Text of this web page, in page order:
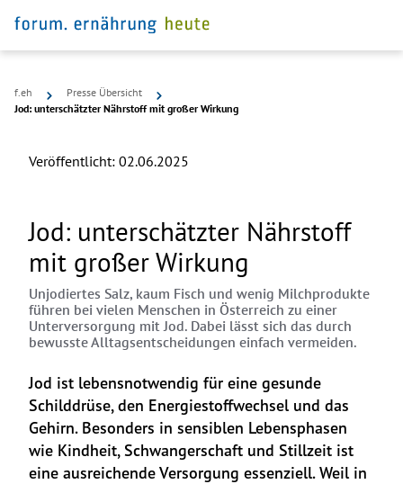
f.eh
Presse Übersicht
Jod: unterschätzter Nährstoff mit großer Wirkung
Veröffentlicht: 02.06.2025
Jod: unterschätzter Nährstoff
mit großer Wirkung
Unjodiertes Salz, kaum Fisch und wenig Milchprodukte
führen bei vielen Menschen in Österreich zu einer
Unterversorgung mit Jod. Dabei lässt sich das durch
bewusste Alltagsentscheidungen einfach vermeiden.
Jod ist lebensnotwendig für eine gesunde
Schilddrüse, den Energiestoffwechsel und das
Gehirn. Besonders in sensiblen Lebensphasen
wie Kindheit, Schwangerschaft und Stillzeit ist
eine ausreichende Versorgung essenziell. Weil in